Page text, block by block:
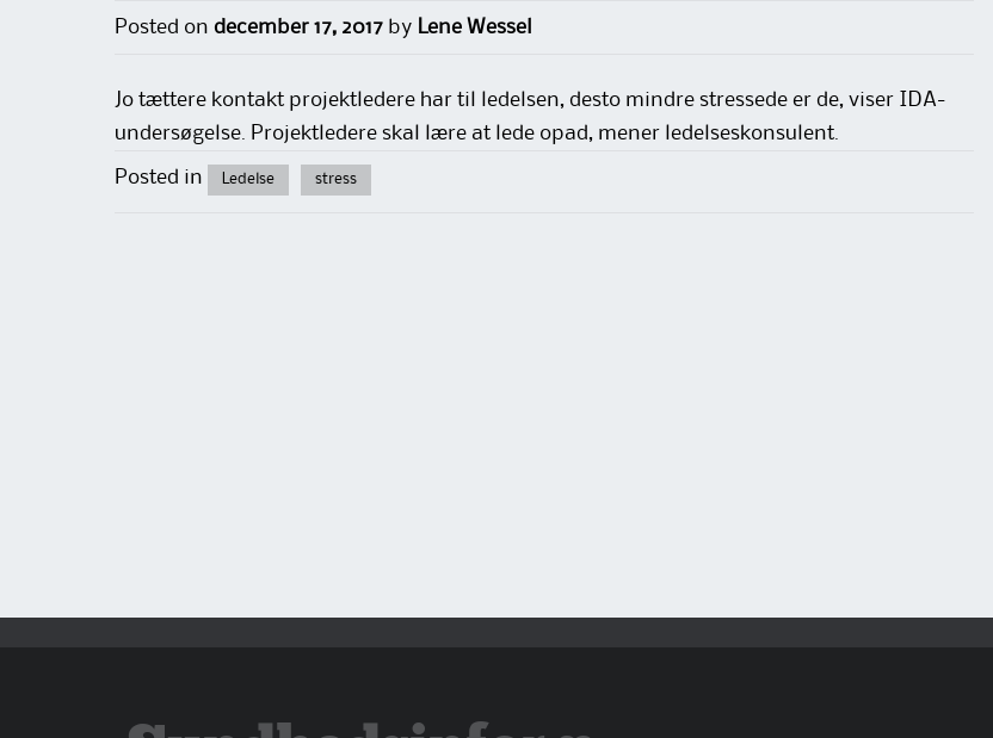
Posted on december 17, 2017 by Lene Wessel
Jo tættere kontakt projektledere har til ledelsen, desto mindre stressede er de, viser IDA-
undersøgelse. Projekt­ledere skal lære at lede opad, mener ledelseskonsulent.
Posted in Ledelse stress